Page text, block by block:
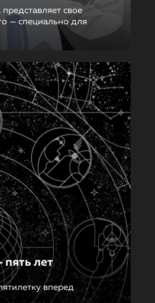
свое
— специально для
пять лет
вперед